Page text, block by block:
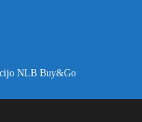
NLB Buy&Go